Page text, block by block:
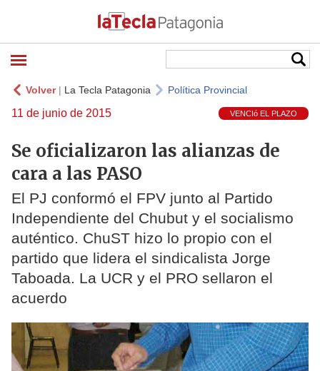
Volver| La Tecla Patagonia Política Provincial
11 de junio de 2015 VENCIó EL PLAZO
Se oficializaron las alianzas de
cara a las PASO
El PJ conformó el FPV junto al Partido
Independiente del Chubut y el socialismo
auténtico. ChuST hizo lo propio con el
partido que lidera el sindicalista Jorge
Taboada. La UCR y el PRO sellaron el
acuerdo